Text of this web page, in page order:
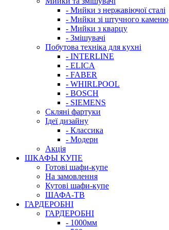
- Мийки з нержавіючої сталі
- Мийки зі штучного каменю
- Мийки з кварцу
- Змішувачі
Побутова техніка для кухні
- INTERLINE
- ELICA
- FABER
- WHIRLPOOL
- BOSCH
- SIEMENS
Скляні фартуки
Ідеї дизайну
- Класcика
- Модерн
Акція
ШКАФЫ КУПЕ
Готові шафи-купе
На замовлення
Кутові шафи-купе
ШАФА-ТВ
ГАРДЕРОБНІ
ГАРДЕРОБНІ
- 1000мм